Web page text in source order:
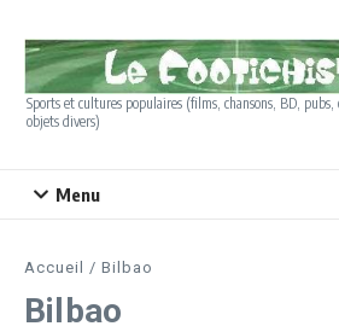
Sports et cultures populaires (films, chansons, BD,
objets divers)
Menu
Accueil / Bilbao
Bilbao